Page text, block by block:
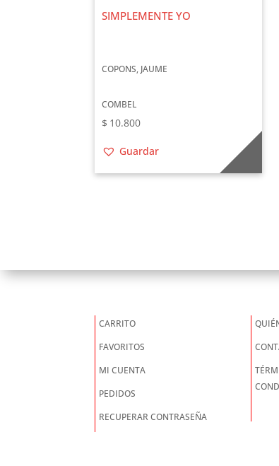
SIMPLEMENTE YO
COPONS, JAUME
COMBEL
$ 10.800
Guardar
CARRITO
FAVORITOS
MI CUENTA
PEDIDOS
RECUPERAR CONTRASEÑA